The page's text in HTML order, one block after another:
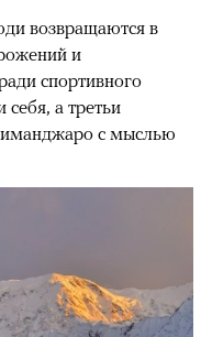
возвращаются в
и
спортивного
а третьи
с мыслью